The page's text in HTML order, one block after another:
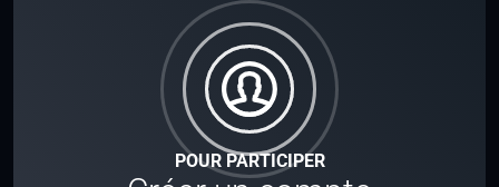
POUR PARTICIPER